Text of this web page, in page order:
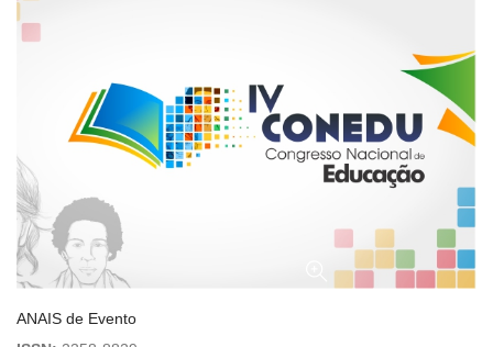
ANAIS de Evento